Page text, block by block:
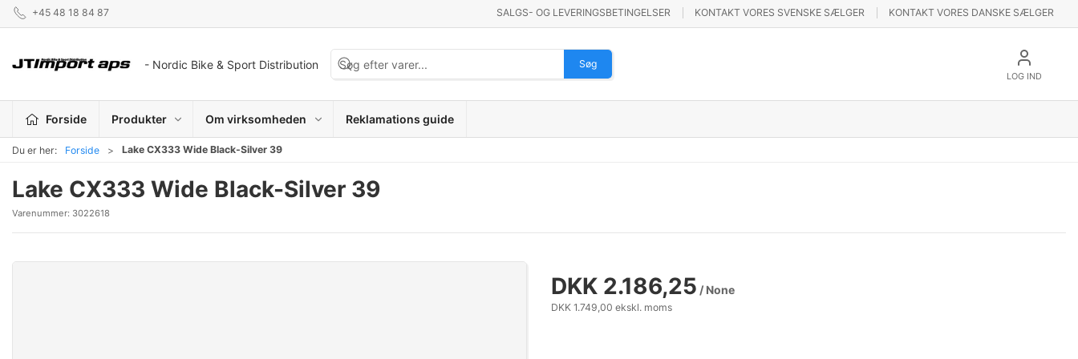
+45 48 18 84 87 SALGS- OG LEVERINGSBETINGELSER KONTAKT VORES SVENSKE SÆLGER KONTAKT VORES DANSKE SÆLGER
- Nordic Bike & Sport Distribution Søg
LOG IND
Forside Produkter Om virksomheden Reklamations guide
Du er her: Forside Lake CX333 Wide Black-Silver 39
Lake CX333 Wide Black-Silver 39
Varenummer: 3022618
DKK 2.186,25 / None
DKK 1.749,00 ekskl. moms